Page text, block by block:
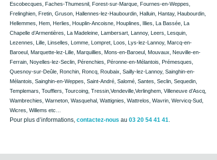
Escobecques, Faches-Thumesnil, Forest-sur-Marque, Fournes-en-Weppes,
Frelinghien, Fretin, Gruson, Hallennes-lez-Haubourdin, Halluin, Hantay, Haubourdin,
Hellemmes, Hem, Herlies, Houplin-Ancoisne, Houplines, Illies, La Bassée, La
Chapelle d’Armentières, La Madeleine, Lambersart, Lannoy, Leers, Lesquin,
Lezennes, Lille, Linselles, Lomme, Lompret, Loos, Lys-lez-Lannoy, Marcq-en-
Baroeul, Marquette-lez-Lille, Marquillies, Mons-en-Baroeul, Mouvaux, Neuville-en-
Ferrain, Noyelles-lez-Seclin, Pérenchies, Péronne-en-Mélantois, Prémesques,
Quesnoy-sur-Deûle, Ronchin, Roncq, Roubaix, Sailly-lez-Lannoy, Sainghin-en-
Mélantois, Sainghin-en-Weppes, Saint-André, Salomé, Santes, Seclin, Sequedin,
Templemars, Toufflers, Tourcoing, Tressin,Vendeville,Verlinghem, Villeneuve d’Ascq,
Wambrechies, Warneton, Wasquehal, Wattignies, Wattrelos, Wavrin, Wervicq-Sud,
Wicres, Willems etc…
Pour plus d’informations, contactez-nous au 03 20 54 41 41.